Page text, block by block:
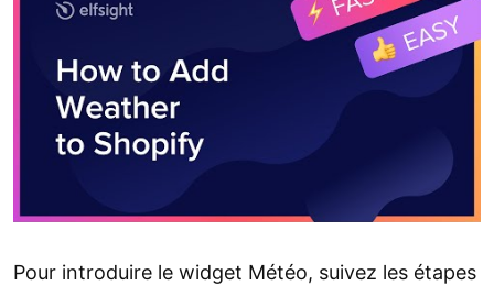
Pour introduire le widget Météo, suivez les étapes